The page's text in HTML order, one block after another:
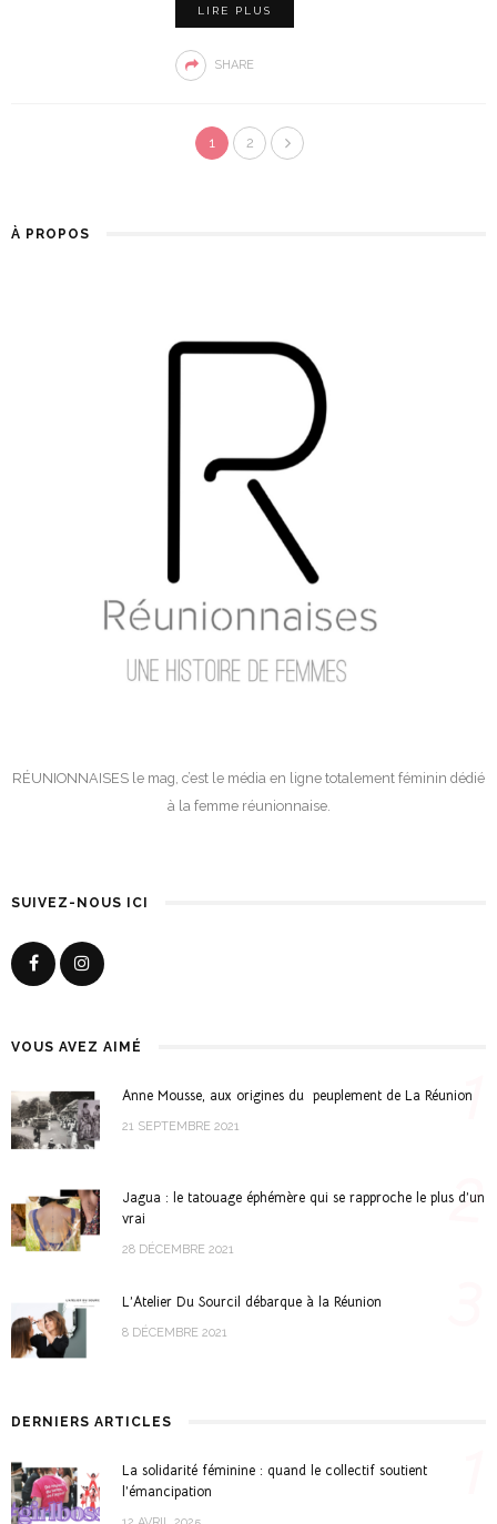
LIRE PLUS
SHARE
1 2
À PROPOS
RÉUNIONNAISES le mag, c’est le média en ligne totalement féminin dédié
à la femme réunionnaise.
SUIVEZ-NOUS ICI
VOUS AVEZ AIMÉ
Anne Mousse, aux origines du peuplement de La Réunion
21 SEPTEMBRE 2021 1
Jagua : le tatouage éphémère qui se rapproche le plus d’un
vrai
28 DÉCEMBRE 2021
2
L’Atelier Du Sourcil débarque à la Réunion
8 DÉCEMBRE 2021
DERNIERS ARTICLES
La solidarité féminine : quand le collectif soutient
l’émancipation